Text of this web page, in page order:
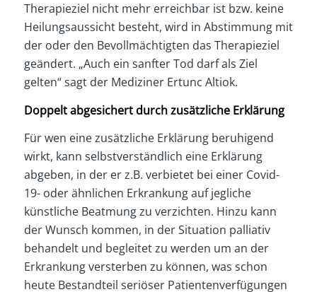
Therapieziel nicht mehr erreichbar ist bzw. keine
Heilungsaussicht besteht, wird in Abstimmung mit
der oder den Bevollmächtigten das Therapieziel
geändert. „Auch ein sanfter Tod darf als Ziel
gelten“ sagt der Mediziner Ertunc Altiok.
Doppelt abgesichert durch zusätzliche Erklärung
Für wen eine zusätzliche Erklärung beruhigend
wirkt, kann selbstverständlich eine Erklärung
abgeben, in der er z.B. verbietet bei einer Covid-
19- oder ähnlichen Erkrankung auf jegliche
künstliche Beatmung zu verzichten. Hinzu kann
der Wunsch kommen, in der Situation palliativ
behandelt und begleitet zu werden um an der
Erkrankung versterben zu können, was schon
heute Bestandteil seriöser Patientenverfügungen